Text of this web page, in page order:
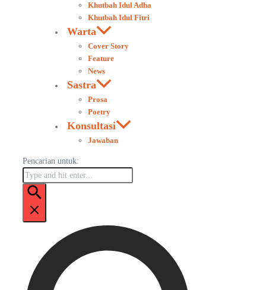
Khutbah Idul Adha
Khutbah Idul Fitri
Warta
Cover Story
Feature
News
Sastra
Prosa
Poetry
Konsultasi
Jawaban
Pencarian untuk: